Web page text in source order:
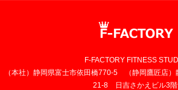
F-FACTORY FITNESS
（本社）静岡県富士市依田橋770-5 （静岡鷹匠店）
21-8 日吉さかえビル3階